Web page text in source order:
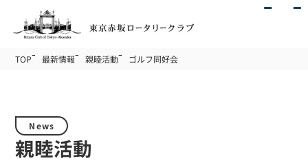
TOP 最新情報 親睦活動 ゴルフ同好会
News
親睦活動